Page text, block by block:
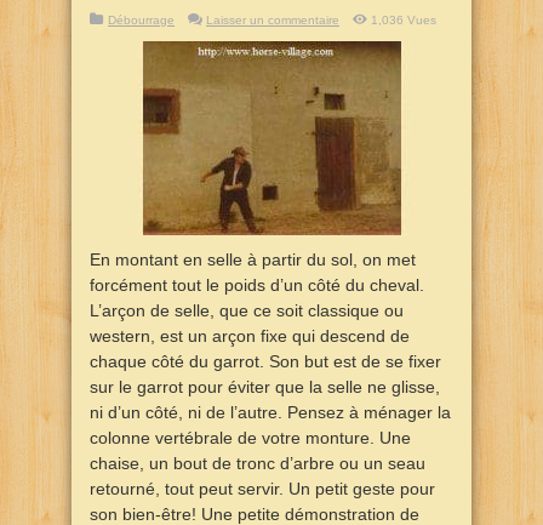
Débourrage Laisser un commentaire 1,036 Vues
En montant en selle à partir du sol, on met
forcément tout le poids d’un côté du cheval.
L’arçon de selle, que ce soit classique ou
western, est un arçon fixe qui descend de
chaque côté du garrot. Son but est de se fixer
sur le garrot pour éviter que la selle ne glisse,
ni d’un côté, ni de l’autre. Pensez à ménager la
colonne vertébrale de votre monture. Une
chaise, un bout de tronc d’arbre ou un seau
retourné, tout peut servir. Un petit geste pour
son bien-être! Une petite démonstration de